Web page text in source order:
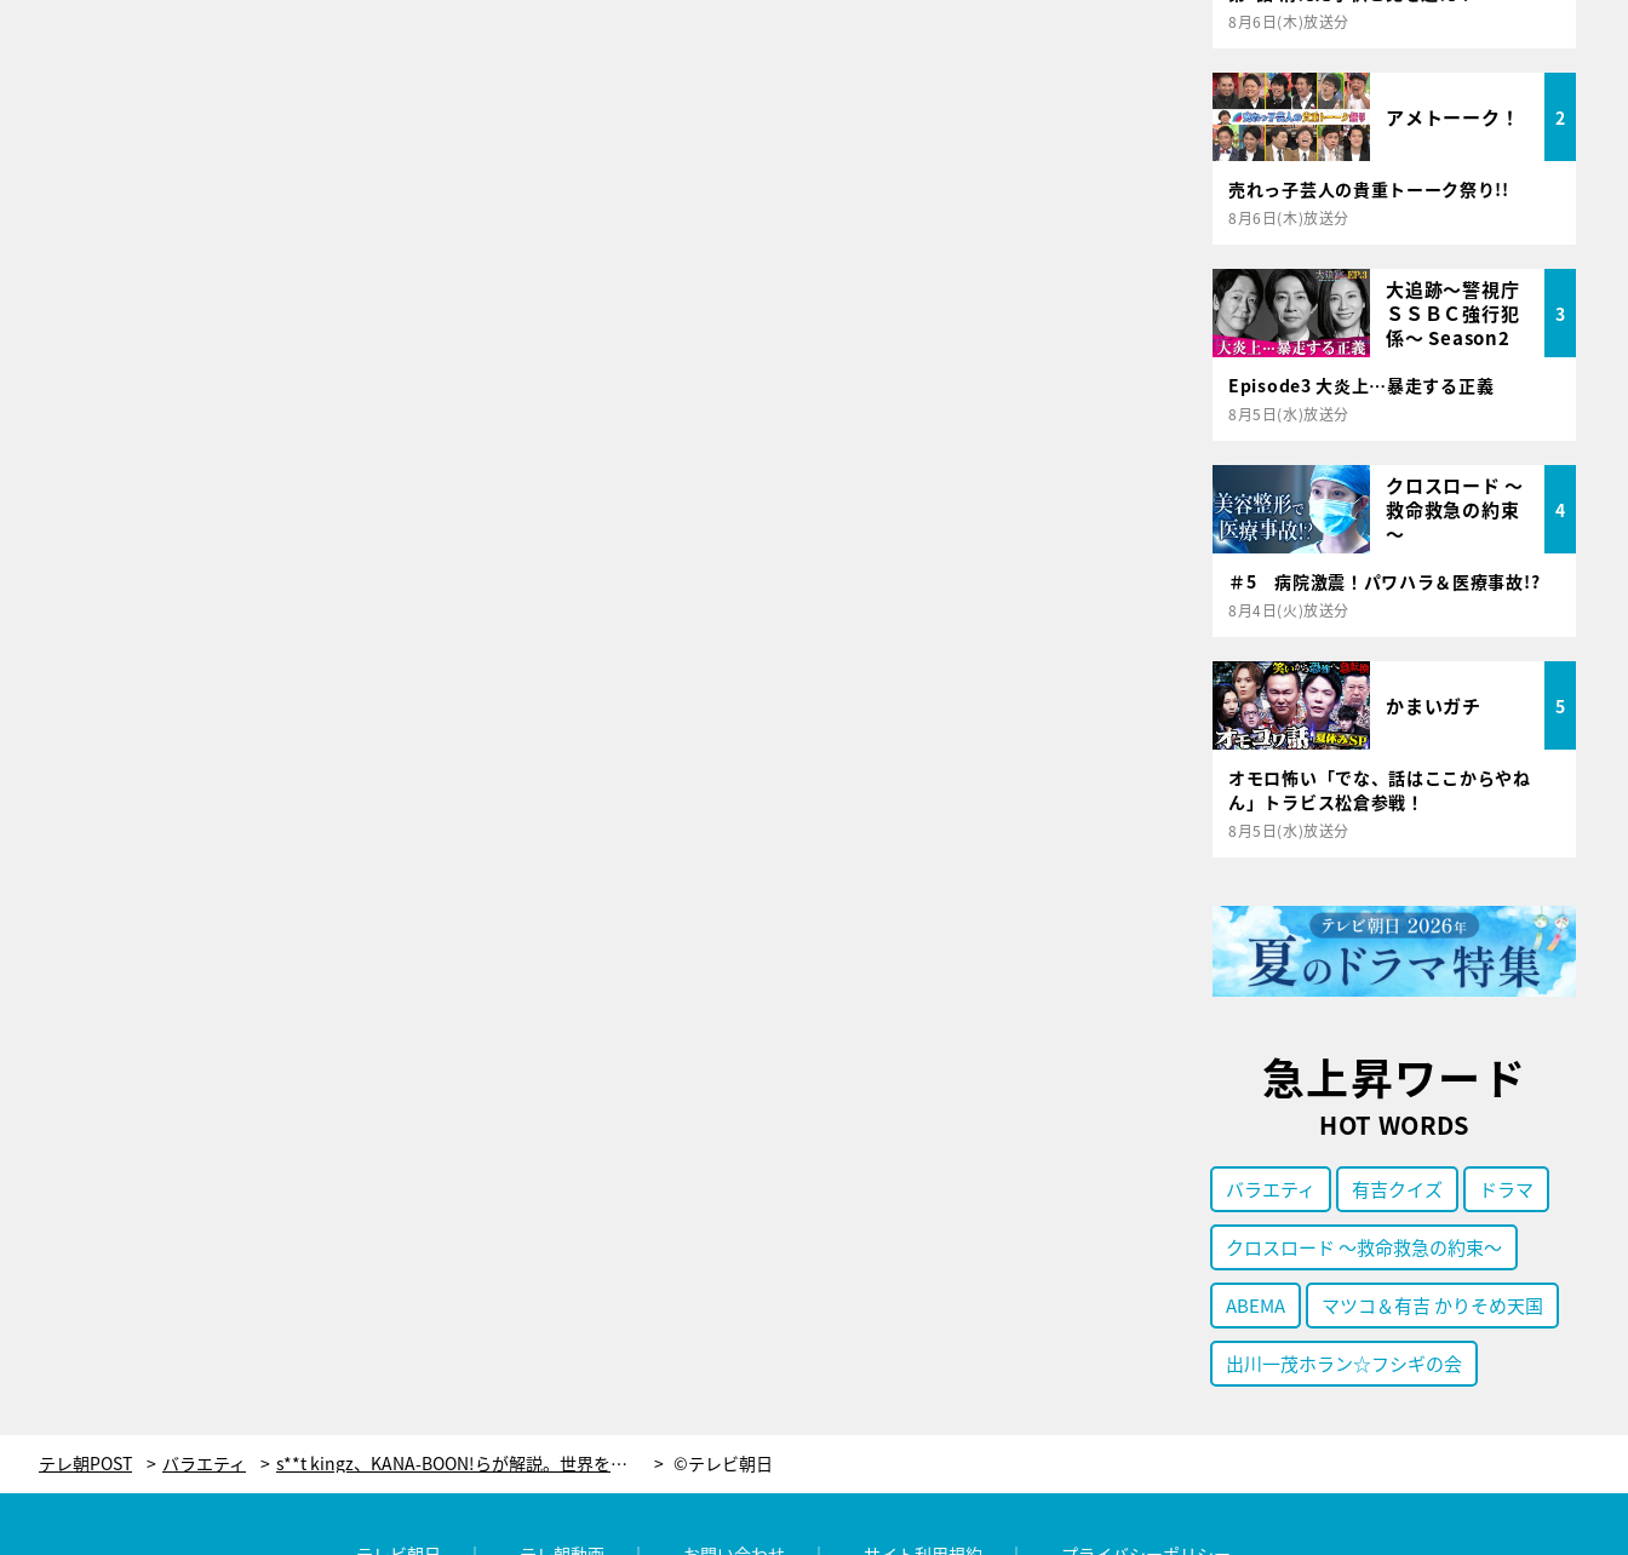
8月6日(木)放送分
アメトーーク！ 2
売れっ子芸人の貴重トーーク祭り!!
8月6日(木)放送分
大追跡～警視庁
ＳＳＢＣ強行犯
係～ Season2
3
Episode3 大炎上…暴走する正義
8月5日(水)放送分
クロスロード ～
救命救急の約束
～
4
＃5 病院激震！パワハラ＆医療事故!?
8月4日(火)放送分
かまいガチ 5
オモロ怖い「でな、話はここからやね
ん」トラビス松倉参戦！
8月5日(水)放送分
急上昇ワード
HOT WORDS
バラエティ 有吉クイズ ドラマ
クロスロード ～救命救急の約束～
ABEMA マツコ＆有吉 かりそめ天国
出川一茂ホラン☆フシギの会
テレ朝POST バラエティ s**t kingz、KANA-BOON!らが解説。世界を席巻する日本のフォーメーションダンス ©テレビ朝日